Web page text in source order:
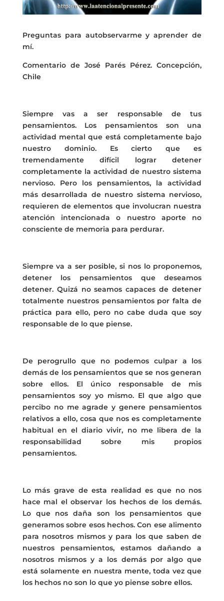
Preguntas para autobservarme y aprender de
mí.
Comentario de José Parés Pérez. Concepción,
Chile
Siempre vas a ser responsable de tus
pensamientos. Los pensamientos son una
actividad mental que está completamente bajo
nuestro dominio. Es cierto que es
tremendamente difícil lograr detener
completamente la actividad de nuestro sistema
nervioso. Pero los pensamientos, la actividad
más desarrollada de nuestro sistema nervioso,
requieren de elementos que involucran nuestra
atención intencionada o nuestro aporte no
consciente de memoria para perdurar.
Siempre va a ser posible, si nos lo proponemos,
detener los pensamientos que deseamos
detener. Quizá no seamos capaces de detener
totalmente nuestros pensamientos por falta de
práctica para ello, pero no cabe duda que soy
responsable de lo que piense.
De perogrullo que no podemos culpar a los
demás de los pensamientos que se nos generan
sobre ellos. El único responsable de mis
pensamientos soy yo mismo. El que algo que
percibo no me agrade y genere pensamientos
relativos a ello, cosa que nos es completamente
habitual en el diario vivir, no me libera de la
responsabilidad sobre mis propios
pensamientos.
Lo más grave de esta realidad es que no nos
hace mal el observar los hechos de los demás.
Lo que nos daña son los pensamientos que
generamos sobre esos hechos. Con ese alimento
para nosotros mismos y para los que saben de
nuestros pensamientos, estamos dañando a
nosotros mismos y a los demás por algo que
está solamente en nuestra mente, toda vez que
los hechos no son lo que yo piense sobre ellos.